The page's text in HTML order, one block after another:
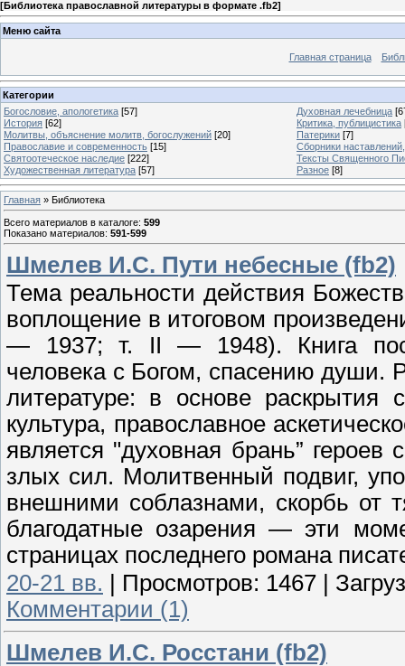
[Библиотека православной литературы в формате .fb2]
Меню сайта
Главная страница
Категории
Богословие, апологетика [57] Духовная лечебница
История [62] Критика, публицистика
Молитвы, объяснение молитв, богослужений [20] Патерики [7]
Православие и современность [15]
Сборники
Святоотеческое наследие [222]
Тексты Священного
Художественная литература [57] Разное [8]
Главная » Библиотека
Всего материалов в каталоге: 599
Показано материалов: 591-599
Шмелев И.С. Пути небесные (fb2)
Тема реальности действия
воплощение в итоговом
— 1937; т. II — 1948). Книга
человека с Богом, спасению души.
литературе: в основе раскрытия
культура, православное
является "духовная брань”
злых сил. Молитвенный подвиг,
внешними соблазнами, скорбь от
благодатные озарения — эти
страницах последнего романа
20-21 вв.
Просмотров: 1467
Комментарии (1)
Шмелев И.С. Росстани (fb2)